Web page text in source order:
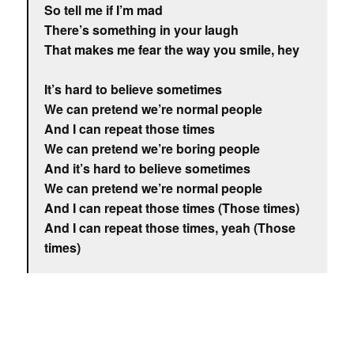
So tell me if I’m mad
There’s something in your laugh
That makes me fear the way you smile, hey
It’s hard to believe sometimes
We can pretend we’re normal people
And I can repeat those times
We can pretend we’re boring people
And it’s hard to believe sometimes
We can pretend we’re normal people
And I can repeat those times (Those times)
And I can repeat those times, yeah (Those
times)